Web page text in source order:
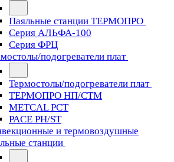
Паяльные станции ТЕРМОПРО
Серия АЛЬФА-100
Серия ФРЦ
подогреватели плат
Термостолы/подогреватели плат
ТЕРМОПРО НП/СТМ
METCAL PCT
PACE PH/ST
и термовоздушные
станции